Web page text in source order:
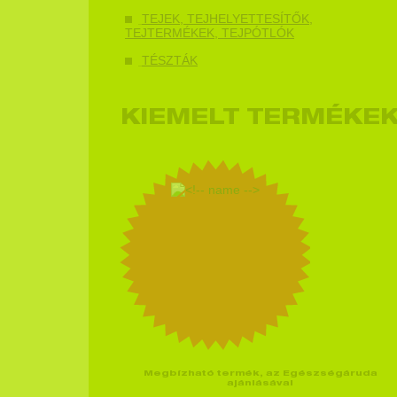
TEJEK, TEJHELYETTESÍTŐK,
TEJTERMÉKEK, TEJPÓTLÓK
TÉSZTÁK
KIEMELT
Megbízható termék, az Egészségáruda
ajánlásával